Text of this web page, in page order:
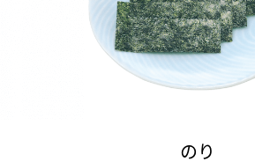
のり